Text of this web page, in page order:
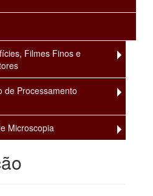
Filmes Finos e
de Processamento
Microscopia